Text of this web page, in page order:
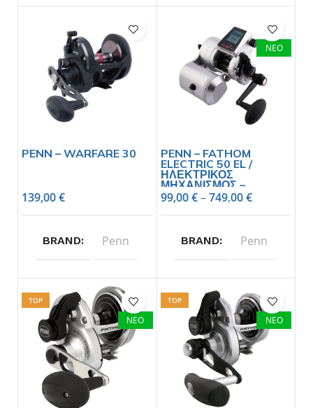
PENN – WARFARE 30
139,00€
BRAND Penn
ΝΕΟ
PENN – FATHOM
ELECTRIC 50 EL /
ΗΛΕΚΤΡΙΚΟΣ
ΜΗΧΑΝΙΣΜΟΣ –
ANAMENETAI
99,00€–749,00€
BRAND Penn
TOP
ΝΕΟ
TOP
ΝΕΟ